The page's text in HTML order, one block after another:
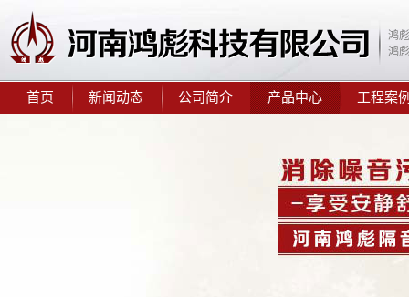
鸿
鸿
首页 新闻动态 公司简介 产品中心 工程案
10mm隔音减震垫